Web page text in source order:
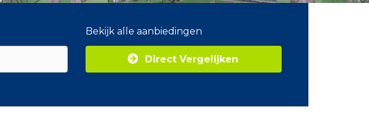
Bekijk alle aanbiedingen
Direct Vergelijken